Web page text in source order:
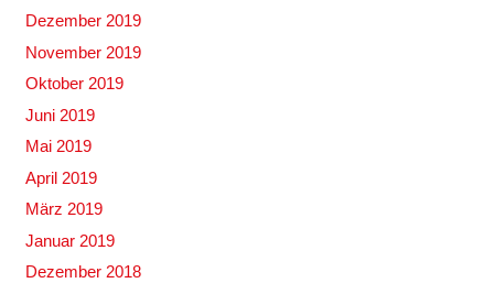
Dezember 2019
November 2019
Oktober 2019
Juni 2019
Mai 2019
April 2019
März 2019
Januar 2019
Dezember 2018